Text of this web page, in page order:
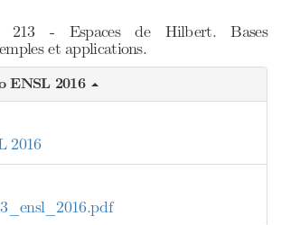
213 - Espaces de Hilbert. Bases
et applications.
ENSL 2016
2016